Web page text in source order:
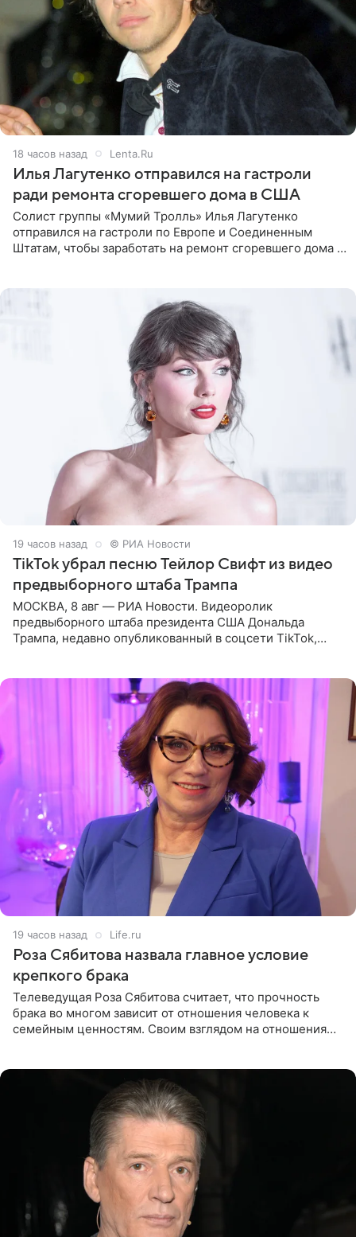
18 часов назад Lenta.Ru
Илья Лагутенко отправился на гастроли
ради ремонта сгоревшего дома в США
Солист группы «Мумий Тролль» Илья Лагутенко
отправился на гастроли по Европе и Соединенным
Штатам, чтобы заработать на ремонт сгоревшего дома в
19 часов назад © РИА Новости
TikTok убрал песню Тейлор Свифт из видео
предвыборного штаба Трампа
МОСКВА, 8 авг — РИА Новости. Видеоролик
предвыборного штаба президента США Дональда
Трампа, недавно опубликованный в соцсети TikTok,
19 часов назад Life.ru
Роза Сябитова назвала главное условие
крепкого брака
Телеведущая Роза Сябитова считает, что прочность
брака во многом зависит от отношения человека к
семейным ценностям. Своим взглядом на отношения